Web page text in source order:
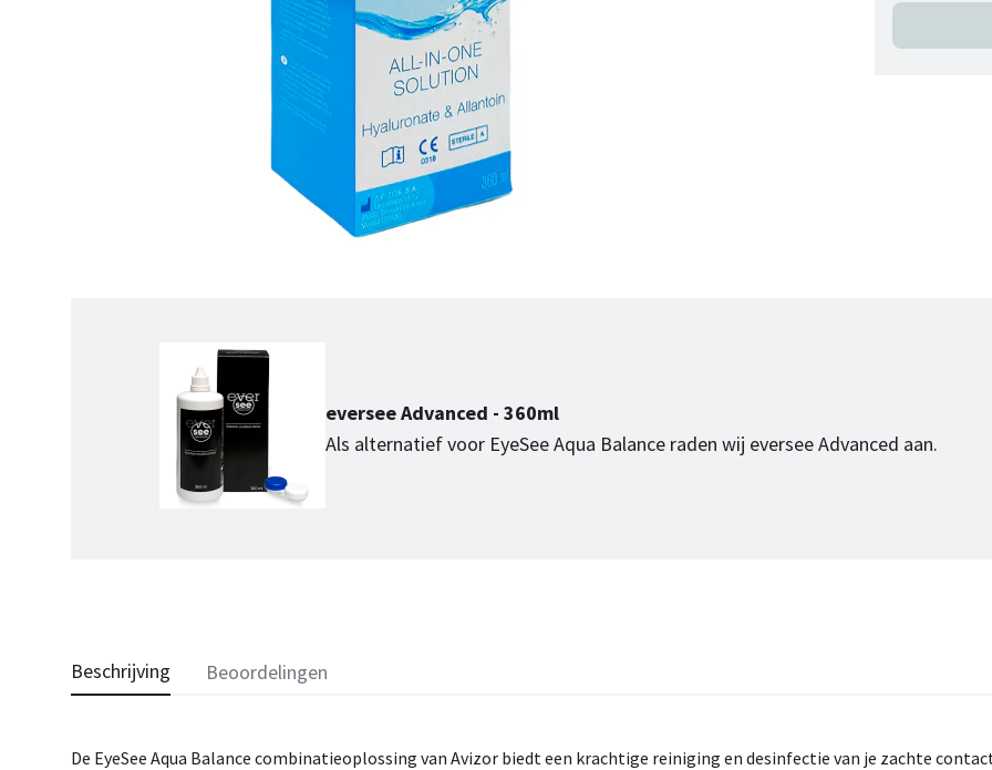
eversee Advanced - 360ml
Als alternatief voor EyeSee Aqua Balance raden wij eversee Advanced aan.
Beschrijving
De EyeSee Aqua Balance combinatieoplossing van Avizor biedt een krachtige reiniging en desinfectie van je zachte
Beoordelingen